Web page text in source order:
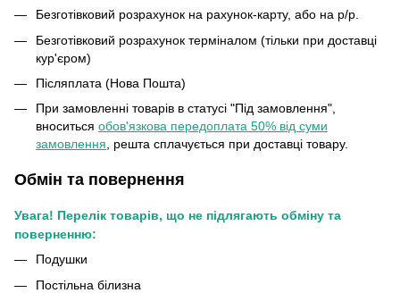
Безготівковий розрахунок на рахунок-карту, або на р/р.
Безготівковий розрахунок терміналом (тільки при доставці
кур'єром)
Післяплата (Нова Пошта)
При замовленні товарів в статусі "Під замовлення",
вноситься обов'язкова передоплата 50% від суми
замовлення, решта сплачується при доставці товару.
Обмін та повернення
Увага! Перелік товарів, що не підлягають обміну та
поверненню:
Подушки
Постільна білизна